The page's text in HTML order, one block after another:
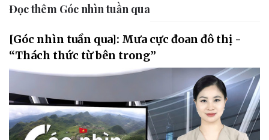
Đọc thêm Góc nhìn tuần qua
[Góc nhìn tuần qua]: Mưa cực đoan đô thị -
“Thách thức từ bên trong”